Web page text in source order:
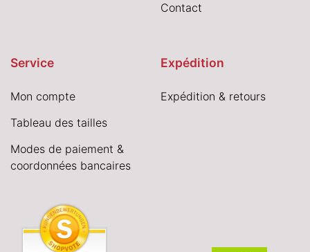
Contact
Service
Mon compte
Tableau des tailles
Modes de paiement &
coordonnées bancaires
Expédition
Expédition & retours